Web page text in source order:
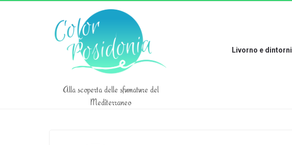
Alla scoperta delle sfumature del
Mediterraneo
Livorno e dintorni